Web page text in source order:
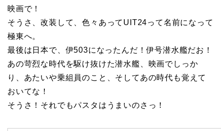
映画で！
そうさ、改装して、色々あってUIT24って名前になって
極東へ。
最後は日本で、伊503になったんだ！伊号潜水艦だお！
あの苛烈な時代を駆け抜けた潜水艦、映画でしっか
り、あたいや乗組員のこと、そしてあの時代も覚えて
おいてな！
そうさ！それでもパスタはうまいのさっ！